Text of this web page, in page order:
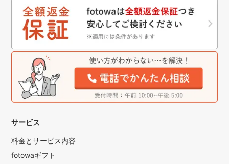
サービス
料金とサービス内容
fotowaギフト